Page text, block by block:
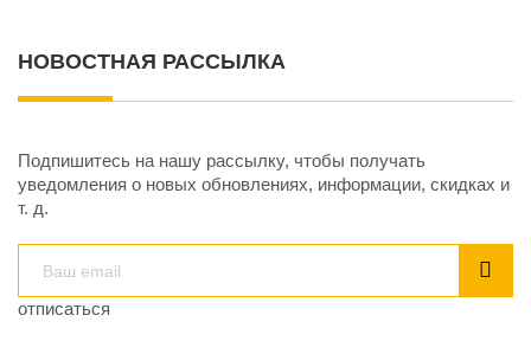
НОВОСТНАЯ РАССЫЛКА
Подпишитесь на нашу рассылку, чтобы получать
уведомления о новых обновлениях, информации, скидках и
т. д.
отписаться